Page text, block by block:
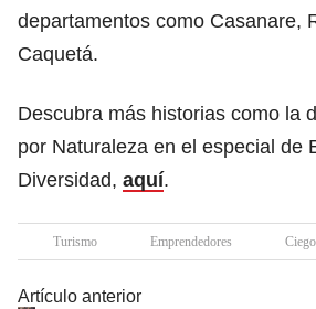
departamentos como Casanare,
Caquetá.
Descubra más historias como la
por Naturaleza en el especial de
Diversidad, aquí.
Turismo Emprendedores
Artículo anterior